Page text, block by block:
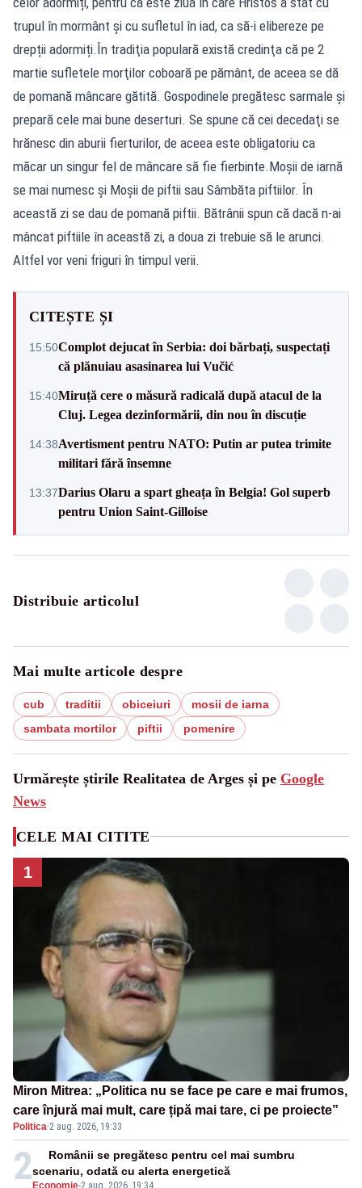
trupul în mormânt și cu sufletul în iad, ca să-i elibereze pe
drepții adormiți.În tradiţia populară există credinţa că pe 2
martie sufletele morţilor coboară pe pământ, de aceea se dă
de pomană mâncare gătită. Gospodinele pregătesc sarmale și
prepară cele mai bune deserturi. Se spune că cei decedaţi se
hrănesc din aburii fierturilor, de aceea este obligatoriu ca
măcar un singur fel de mâncare să fie fierbinte.Moșii de iarnă
se mai numesc și Moșii de piftii sau Sâmbăta piftiilor. În
această zi se dau de pomană piftii. Bătrânii spun că dacă n-ai
mâncat piftiile în această zi, a doua zi trebuie să le arunci.
Altfel vor veni friguri în timpul verii.
CITEȘTE ȘI
15:50Complot dejucat în Serbia: doi bărbați, suspectați
că plănuiau asasinarea lui Vučić
15:40Miruță cere o măsură radicală după atacul de la
Cluj. Legea dezinformării, din nou în discuție
14:38Avertisment pentru NATO: Putin ar putea trimite
militari fără însemne
13:37Darius Olaru a spart gheața în Belgia! Gol superb
pentru Union Saint-Gilloise
Distribuie articolul
Mai multe articole despre
cub traditii obiceiuri
mosii de iarna
sambata mortilor
piftii pomenire
Urmărește știrile Realitatea de Arges și pe Google
News
CELE MAI CITITE
1
Miron Mitrea: „Politica nu se face pe care e mai frumos,
care înjură mai mult, care țipă mai tare, ci pe proiecte”
Politica·2 aug. 2026, 19:33
2 Economie-2 aug. 2026, 19:34
Românii se pregătesc pentru cel mai sumbru
scenariu, odată cu alerta energetică